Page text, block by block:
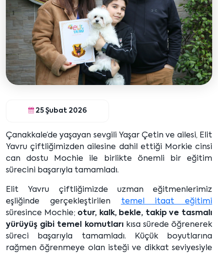
25 Şubat 2026
Çanakkale’de yaşayan sevgili Yaşar Çetin ve ailesi, Elit
Yavru çiftliğimizden ailesine dahil ettiği Morkie cinsi
can dostu Mochie ile birlikte önemli bir eğitim
sürecini başarıyla tamamladı.
Elit Yavru çiftliğimizde uzman eğitmenlerimiz
eşliğinde gerçekleştirilen temel itaat eğitimi
süresince Mochie; otur, kalk, bekle, takip ve tasmalı
yürüyüş gibi temel komutlarıkısa sürede öğrenerek
süreci başarıyla tamamladı. Küçük boyutlarına
rağmen öğrenmeye olan isteği ve dikkat seviyesiyle